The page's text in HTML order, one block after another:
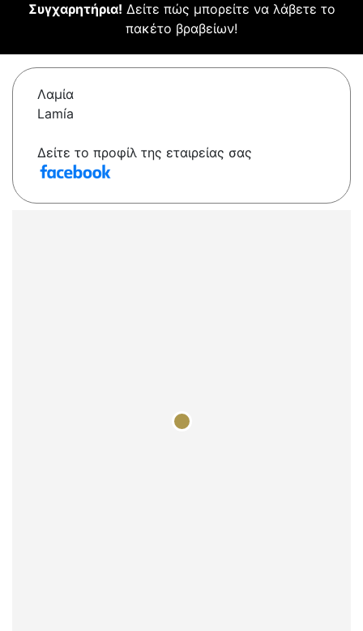
Συγχαρητήρια! Δείτε πώς μπορείτε να λάβετε το
πακέτο βραβείων!
Λαμία
Lamía
Δείτε το προφίλ της εταιρείας σας